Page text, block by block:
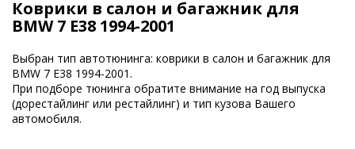
Коврики в салон и багажник для
BMW 7 E38 1994-2001
Выбран тип автотюнинга: коврики в салон и багажник для
BMW 7 E38 1994-2001.
При подборе тюнинга обратите внимание на год выпуска
(дорестайлинг или рестайлинг) и тип кузова Вашего
автомобиля.